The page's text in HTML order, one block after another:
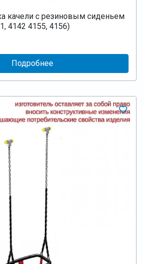
качели с резиновым сиденьем
4142 4155, 4156)
Подробнее